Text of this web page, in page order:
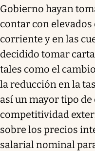
Gobierno hayan
contar con
corriente y en las
decidido tomar
tales como el
la reducción en la
así un mayor tipo
competitividad
sobre los precios
salarial nominal